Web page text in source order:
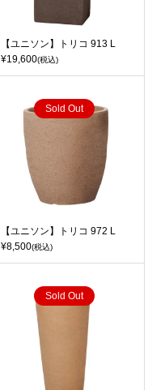
【ユニソン】トリコ 913 L
¥19,600(税込)
Sold Out
【ユニソン】トリコ 972 L
¥8,500(税込)
Sold Out